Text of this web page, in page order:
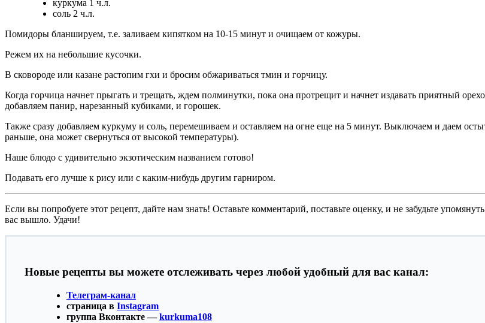
куркума 1 ч.л.
соль 2 ч.л.
Помидоры бланшируем, т.е. заливаем кипятком на 10-15 минут и очищаем от кожуры.
Режем их на небольшие кусочки.
В сковороде или казане растопим гхи и бросим обжариваться тмин и горчицу.
Когда горчица начнет прыгать и трещать, ждем полминутки, пока она протрещит и начнет издавать приятный
добавляем панир, нарезанный кубиками, и горошек.
Также сразу добавляем куркуму и соль, перемешиваем и оставляем на огне еще на 5 минут. Выключаем и даем
раньше, она может свернуться от высокой температуры).
Наше блюдо с удивительно экзотическим названием готово!
Подавать его лучше к рису или с каким-нибудь другим гарниром.
Если вы попробуете этот рецепт, дайте нам знать! Оставьте комментарий, поставьте оценку, и не забудьте
вас вышло. Удачи!
Новые рецепты вы можете отслеживать через любой удобный для вас канал:
Телеграм-канал
страница в Instagram
группа Вконтакте —kurkuma108